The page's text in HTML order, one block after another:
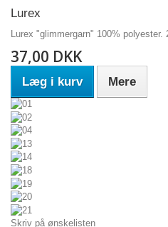
Lurex
Lurex "glimmergarn" 100%
37,00 DKK
Læg i kurv Mere
Skriv på ønskelisten